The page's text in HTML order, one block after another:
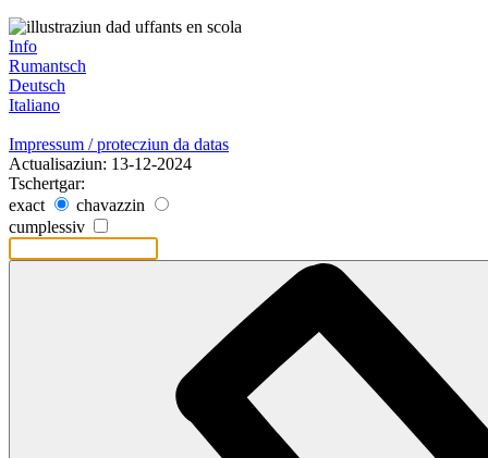
Info
Rumantsch
Deutsch
Italiano
Impressum / protecziun da datas
Actualisaziun: 13-12-2024
Tschertgar:
exact
chavazzin
cumplessiv